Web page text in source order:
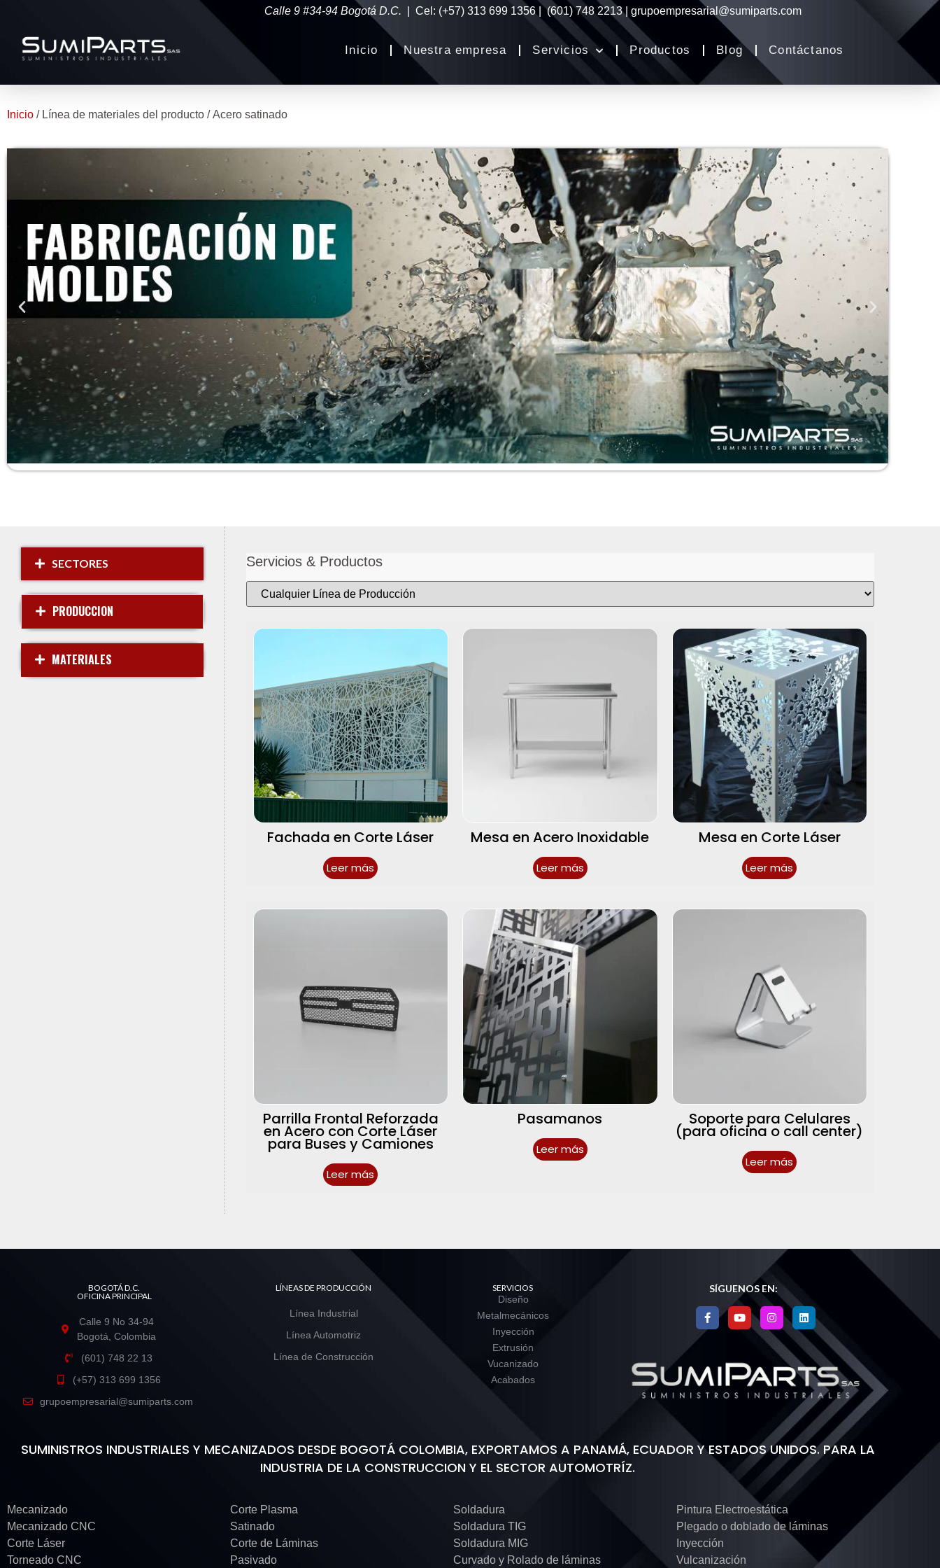
Calle 9 #34-94 Bogotá D.C. | Cel: (+57) 313 699 1356 | (601) 748 2213 | grupoempresarial@sumiparts.com
Inicio Nuestra empresa Servicios Productos Blog Contáctanos
Inicio / Línea de materiales del producto / Acero satinado
SECTORES
PRODUCCION
MATERIALES
Servicios & Productos
Fachada en Corte Láser
Leer más
Mesa en Acero Inoxidable
Leer más
Mesa en Corte Láser
Leer más
Parrilla Frontal Reforzada
en Acero con Corte Láser
para Buses y Camiones
Leer más
Pasamanos
Leer más
Soporte para Celulares
(para oficina o call center)
Leer más
BOGOTÁ D.C.
OFICINA PRINCIPAL
Calle 9 No 34-94
Bogotá, Colombia
(601) 748 22 13
(+57) 313 699 1356
grupoempresarial@sumiparts.com
LÍNEAS DE PRODUCCIÓN
Línea Industrial
Línea Automotriz
Línea de Construcción
SERVICIOS
Diseño
Metalmecánicos
Inyección
Extrusión
Vucanizado
Acabados
SÍGUENOS EN:
SUMINISTROS INDUSTRIALES Y MECANIZADOS DESDE BOGOTÁ COLOMBIA, EXPORTAMOS A PANAMÁ, ECUADOR Y ESTADOS UNIDOS. PARA LA
INDUSTRIA DE LA CONSTRUCCION Y EL SECTOR AUTOMOTRÍZ.
Mecanizado
Mecanizado CNC
Corte Láser
Torneado CNC
Corte Plasma
Satinado
Corte de Láminas
Pasivado
Soldadura
Soldadura TIG
Soldadura MIG
Curvado y Rolado de láminas
Pintura Electroestática
Plegado o doblado de láminas
Inyección
Vulcanización